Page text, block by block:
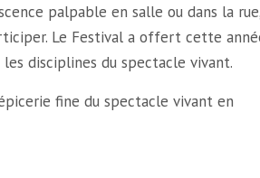
palpable en salle ou dans la
Le Festival a offert cette
disciplines du spectacle vivant.
fine du spectacle vivant en